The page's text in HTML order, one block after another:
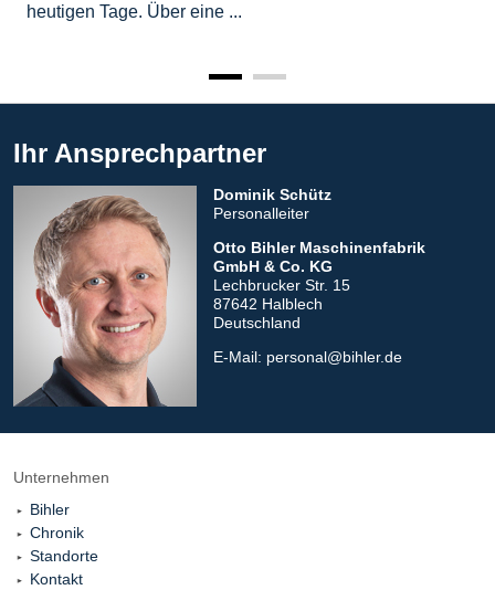
heutigen Tage. Über eine ...
Ihr Ansprechpartner
Dominik Schütz
Personalleiter
Otto Bihler Maschinenfabrik
GmbH & Co. KG
Lechbrucker Str. 15
87642 Halblech
Deutschland
E-Mail: personal@bihler.de
Unternehmen
Bihler
Chronik
Standorte
Kontakt